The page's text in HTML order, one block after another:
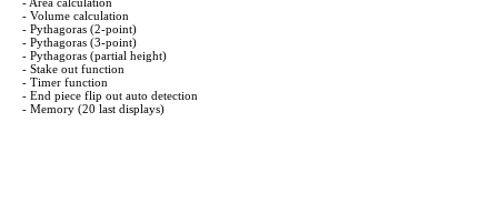
- Area calculation
- Volume calculation
- Pythagoras (2-point)
- Pythagoras (3-point)
- Pythagoras (partial height)
- Stake out function
- Timer function
- End piece flip out auto detection
- Memory (20 last displays)